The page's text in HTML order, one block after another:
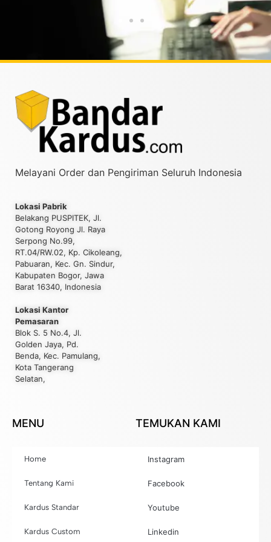
Melayani Order dan Pengiriman Seluruh Indonesia
Lokasi Pabrik
Belakang PUSPITEK, Jl.
Gotong Royong Jl. Raya
Serpong No.99,
RT.04/RW.02, Kp. Cikoleang,
Pabuaran, Kec. Gn. Sindur,
Kabupaten Bogor, Jawa
Barat 16340, Indonesia
Lokasi Kantor
Pemasaran
Blok S. 5 No.4, Jl.
Golden Jaya, Pd.
Benda, Kec. Pamulang,
Kota Tangerang
Selatan,
MENU
Home
Tentang Kami
Kardus Standar
Kardus Custom
TEMUKAN KAMI
Instagram
Facebook
Youtube
Linkedin